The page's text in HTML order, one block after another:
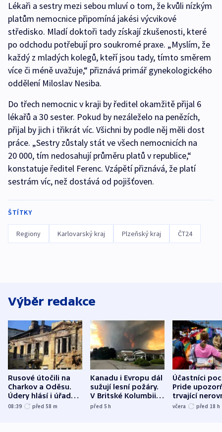
Lékaři a sestry mezi sebou mluví o tom, že kvůli nízkým
platům nemocnice připomíná jakési výcvikové
středisko. Mladí doktoři tady získají zkušenosti, které
po odchodu potřebují pro soukromé praxe. „Myslím, že
každý z mladých kolegů, kteří jsou tady, tímto směrem
více či méně uvažuje,“ přiznává primář gynekologického
oddělení Miloslav Nesiba.
Do třech nemocnic v kraji by ředitel okamžitě přijal 6
lékařů a 30 sester. Pokud by nezáleželo na penězích,
přijal by jich i třikrát víc. Všichni by podle něj měli dost
práce. „Sestry zůstaly stát ve všech nemocnicích na
20 000, tím nedosahují průměru platů v republice,“
konstatuje ředitel Ferenc. Vzápětí přiznává, že platí
sestrám víc, než dostává od pojišťoven.
ŠTÍTKY
Regiony Karlovarský kraj Plzeňský kraj ČT24
Výběr redakce
Rusové útočili na
Charkov a Oděsu.
Údery hlásí i úřady v
Bělgorodu
08:39 před 58 m
Kanadu i Evropu dál
sužují lesní požáry.
V Britské Kolumbii
evakuovali tisíce lidí
před 5h
Účastníci
Pride
trvající
včera před 18 h